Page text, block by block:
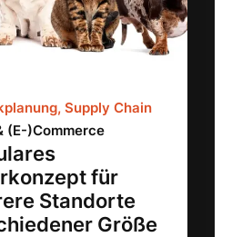
Supply Chain
(E-)Commerce
für
Standorte
Größe